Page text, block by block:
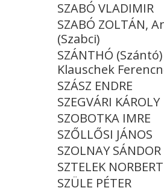
SZABÓ VLADIMIR
SZABÓ ZOLTÁN,
(Szabci)
SZÁNTHÓ
Klauschek
SZÁSZ ENDRE
SZEGVÁRI KÁROLY
SZOBOTKA IMRE
SZŐLLŐSI JÁNOS
SZOLNAY SÁNDOR
SZTELEK NORBERT
SZÜLE PÉTER